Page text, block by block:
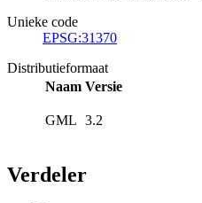
Unieke code
EPSG:31370
Distributieformaat
Naam Versie
GML 3.2
Verdeler